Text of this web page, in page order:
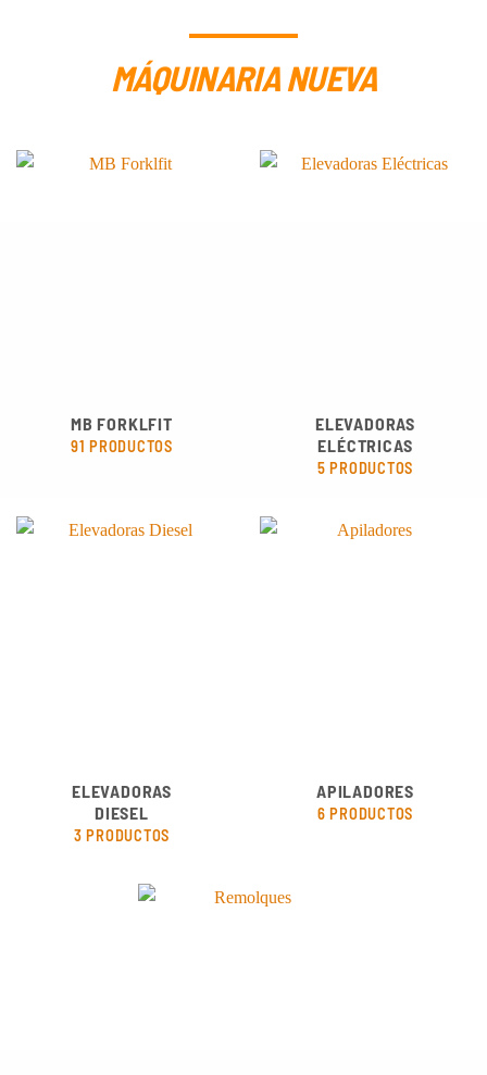
MÁQUINARIA NUEVA
MB FORKLFIT
91 PRODUCTOS
ELEVADORAS
ELÉCTRICAS
5 PRODUCTOS
ELEVADORAS
DIESEL
3 PRODUCTOS
APILADORES
6 PRODUCTOS